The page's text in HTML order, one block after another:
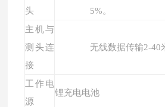
头
5%。
主机与
测头连
接
无线数据传输2-40
工作电
源
锂充电电池